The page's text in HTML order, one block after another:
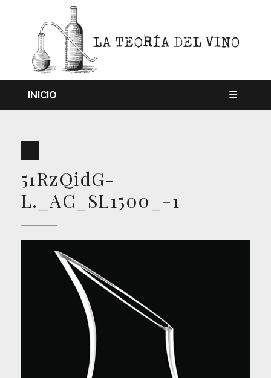
INICIO ☰
51RzQidG-
L._AC_SL1500_-1